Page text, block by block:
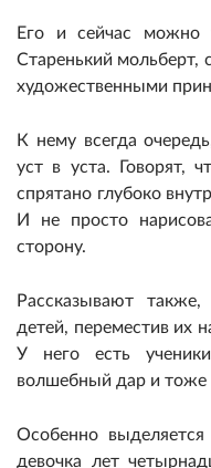
Его и сейчас можно
Старенький мольберт,
художественными
К нему всегда
уст в уста. Говорят,
спрятано глубоко
И не просто
сторону.
Рассказывают
детей, переместив их
У него есть
волшебный дар и тоже
Особенно выделяется
девочка лет